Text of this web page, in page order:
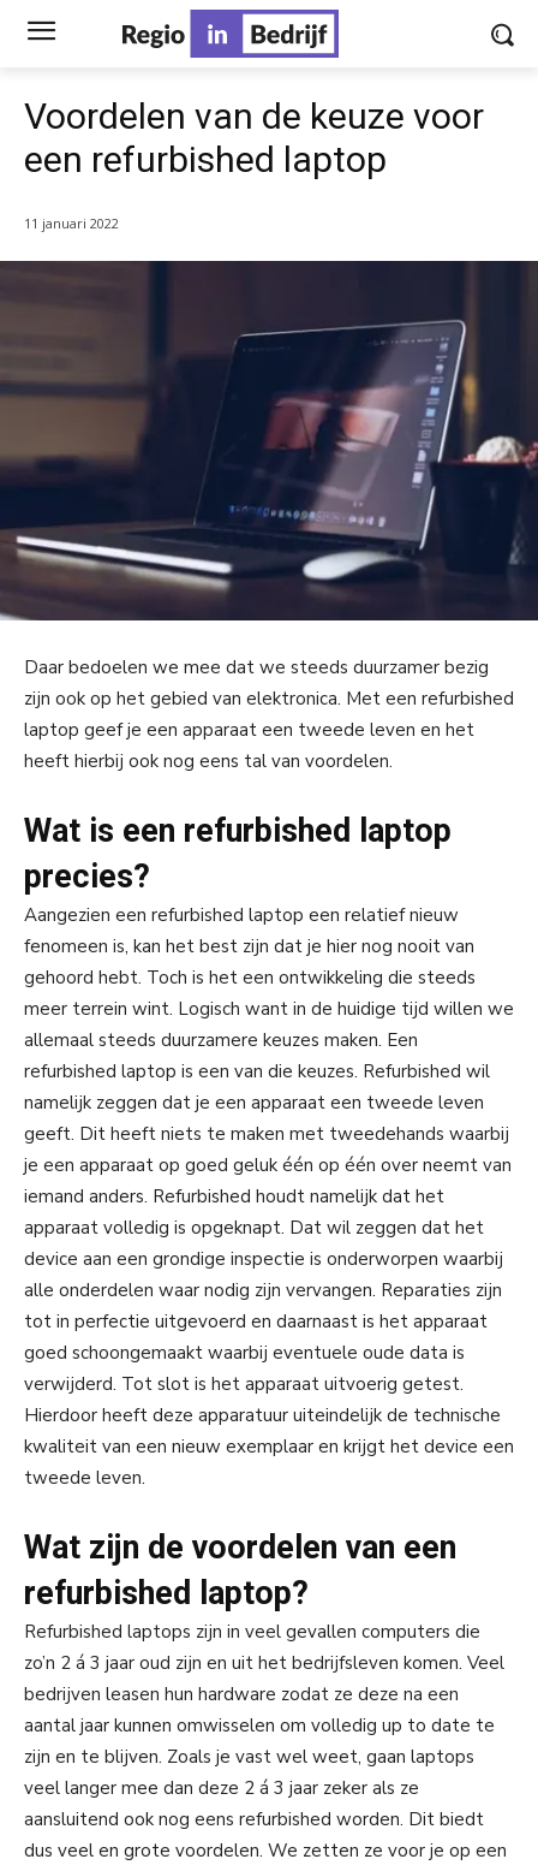
Voordelen van de keuze voor
een refurbished laptop
11 januari 2022
Daar bedoelen we mee dat we steeds duurzamer bezig
zijn ook op het gebied van elektronica. Met een refurbished
laptop geef je een apparaat een tweede leven en het
heeft hierbij ook nog eens tal van voordelen.
Wat is een refurbished laptop
precies?
Aangezien een refurbished laptop een relatief nieuw
fenomeen is, kan het best zijn dat je hier nog nooit van
gehoord hebt. Toch is het een ontwikkeling die steeds
meer terrein wint. Logisch want in de huidige tijd willen we
allemaal steeds duurzamere keuzes maken. Een
refurbished laptop is een van die keuzes. Refurbished wil
namelijk zeggen dat je een apparaat een tweede leven
geeft. Dit heeft niets te maken met tweedehands waarbij
je een apparaat op goed geluk één op één over neemt van
iemand anders. Refurbished houdt namelijk dat het
apparaat volledig is opgeknapt. Dat wil zeggen dat het
device aan een grondige inspectie is onderworpen waarbij
alle onderdelen waar nodig zijn vervangen. Reparaties zijn
tot in perfectie uitgevoerd en daarnaast is het apparaat
goed schoongemaakt waarbij eventuele oude data is
verwijderd. Tot slot is het apparaat uitvoerig getest.
Hierdoor heeft deze apparatuur uiteindelijk de technische
kwaliteit van een nieuw exemplaar en krijgt het device een
tweede leven.
Wat zijn de voordelen van een
refurbished laptop?
Refurbished laptops zijn in veel gevallen computers die
zo’n 2 á 3 jaar oud zijn en uit het bedrijfsleven komen. Veel
bedrijven leasen hun hardware zodat ze deze na een
aantal jaar kunnen omwisselen om volledig up to date te
zijn en te blijven. Zoals je vast wel weet, gaan laptops
veel langer mee dan deze 2 á 3 jaar zeker als ze
aansluitend ook nog eens refurbished worden. Dit biedt
dus veel en grote voordelen. We zetten ze voor je op een